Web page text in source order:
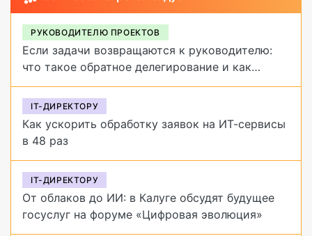
РУКОВОДИТЕЛЮ ПРОЕКТОВ
Если задачи возвращаются к руководителю:
что такое обратное делегирование и как
от него избавиться
IT-ДИРЕКТОРУ
Как ускорить обработку заявок на ИТ-сервисы
в 48 раз
IT-ДИРЕКТОРУ
От облаков до ИИ: в Калуге обсудят будущее
госуслуг на форуме «Цифровая эволюция»